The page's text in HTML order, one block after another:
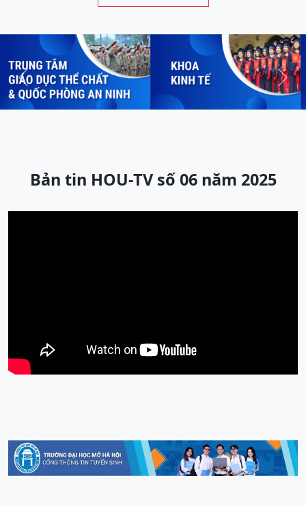
Previous Next
Bản tin HOU-TV số 06 năm 2025